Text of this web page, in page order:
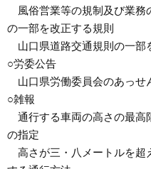
風俗営業等の規制及び業務
の一部を改正する規則
山口県道路交通規則の一部
○労委公告
山口県労働委員会のあっせ
○雑報
通行する車両の高さの最高
の指定
高さが三・八メートルを超